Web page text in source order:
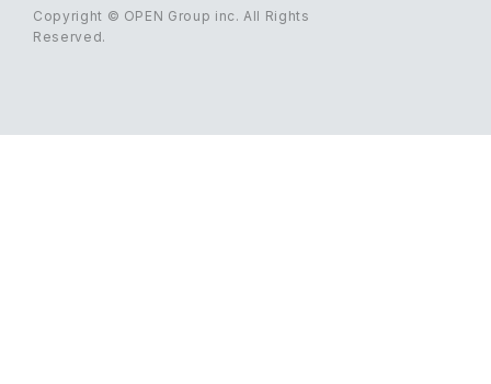
Copyright © OPEN Group inc. All Rights
Reserved.